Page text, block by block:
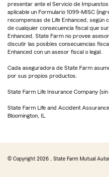
presentar ante el Servicio de
aplicable un Formulario 1099-MISC
recompensas de Life Enhanced, según
de cualquier consecuencia fiscal que
Enhanced. State Farm no provee
discutir las posibles consecuencias
Enhanced con un asesor fiscal o legal.
Cada aseguradora de State Farm
por sus propios productos.
State Farm Life Insurance Company
State Farm Life and Accident
Bloomington, IL
© Copyright 2026 , State Farm Mutual